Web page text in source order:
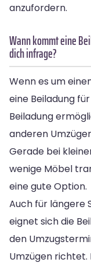
anzufordern.
Wann kommt eine
dich infrage?
Wenn es um
eine Beiladung
Beiladung
anderen
Gerade bei
wenige Möbel
eine gute Option.
Auch für längere
eignet sich die
den
Umzügen richtet.